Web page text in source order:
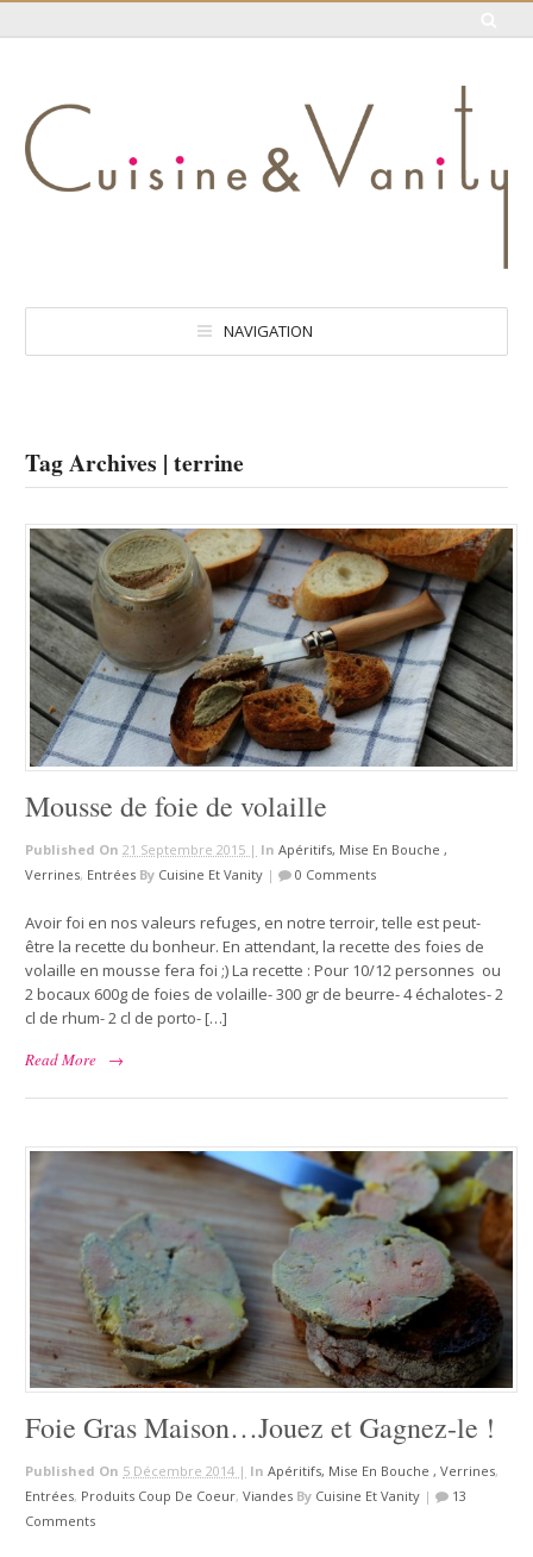
NAVIGATION
Tag Archives | terrine
Mousse de foie de volaille
Published On 21 Septembre 2015 | In Apéritifs, Mise En Bouche ,
Verrines, Entrées By Cuisine Et Vanity | 0 Comments
Avoir foi en nos valeurs refuges, en notre terroir, telle est peut-
être la recette du bonheur. En attendant, la recette des foies de
volaille en mousse fera foi ;) La recette : Pour 10/12 personnes ou
2 bocaux 600g de foies de volaille- 300 gr de beurre- 4 échalotes- 2
cl de rhum- 2 cl de porto- […]
Read More
→
Foie Gras Maison…Jouez et Gagnez-le !
Published On 5 Décembre 2014 | In Apéritifs, Mise En Bouche , Verrines,
Entrées, Produits Coup De Coeur,Viandes By Cuisine Et Vanity |
13
Comments